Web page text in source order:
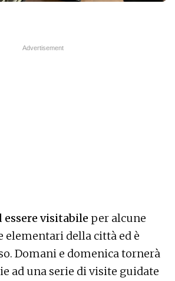
essere visitabile per alcune
elementari della città ed è
Domani e domenica tornerà
ad una serie di visite guidate